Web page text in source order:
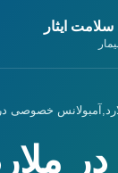
ایثار
خصوصی
در